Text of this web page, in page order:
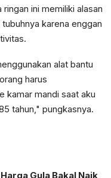
ini memiliki alasan
karena enggan
alat bantu
harus
kamar mandi saat aku
tahun," pungkasnya.
Gula Bakal Naik